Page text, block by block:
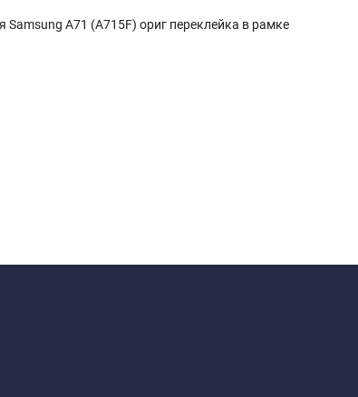
A71 (A715F) ориг переклейка в рамке